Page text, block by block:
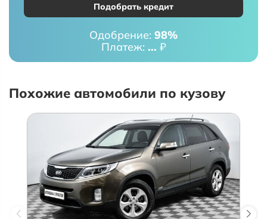
Подобрать кредит
Одобрение: 98%
Платеж: ... ₽
Похожие автомобили по кузову